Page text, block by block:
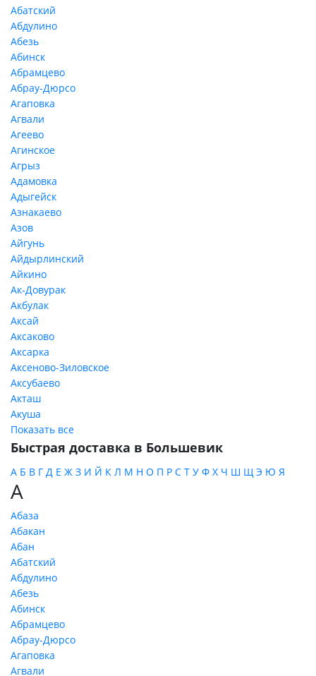
Абатский
Абдулино
Абезь
Абинск
Абрамцево
Абрау-Дюрсо
Агаповка
Агвали
Агеево
Агинское
Агрыз
Адамовка
Адыгейск
Азнакаево
Азов
Айгунь
Айдырлинский
Айкино
Ак-Довурак
Акбулак
Аксай
Аксаково
Аксарка
Аксеново-Зиловское
Аксубаево
Акташ
Акуша
Показать все
Быстрая доставка в Большевик
А Б В Г Д Е Ж З И Й К Л М Н О П Р С Т У Ф Х Ч Ш Щ Э Ю Я
А
Абаза
Абакан
Абан
Абатский
Абдулино
Абезь
Абинск
Абрамцево
Абрау-Дюрсо
Агаповка
Агвали